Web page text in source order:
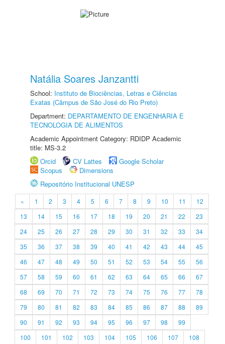
Natália Soares Janzantti
School: Instituto de Biociências, Letras e Ciências
Exatas (Câmpus de São José do Rio Preto)
Department: DEPARTAMENTO DE ENGENHARIA E
TECNOLOGIA DE ALIMENTOS
Academic Appointment Category: RDIDP Academic
title: MS-3.2
Orcid
CV Lattes
Google Scholar
Scopus
Dimensions
Repositório Institucional UNESP
« 1 2 3 4 5 6 7 8 9 10 11
12
13
14 15 16 17 18 19 20 21 22
23
24
25 26 27 28 29 30 31 32 33
34
35
36 37 38 39 40 41 42 43 44
45
46
47 48 49 50 51 52 53 54 55
56
57
58 59 60 61 62 63 64 65 66
67
68
69 70 71 72 73 74 75 76 77
78
79
80 81 82 83 84 85 86 87 88
89
90
91 92 93 94 95 96 97 98
99
100
101 102 103 104 105 106 107
108